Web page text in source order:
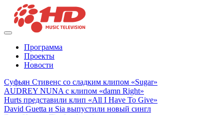
Программа
Проекты
Новости
Суфьян Стивенс со сладким клипом «Sugar»
AUDREY NUNA с клипом «damn Right»
Hurts представили клип «All I Have To Give»
David Guetta и Sia выпустили новый сингл